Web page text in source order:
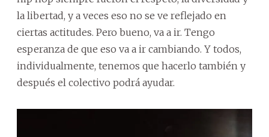
la libertad, y a veces eso no se ve reflejado en
ciertas actitudes. Pero bueno, va a ir. Tengo
esperanza de que eso va a ir cambiando. Y todos,
individualmente, tenemos que hacerlo también y
después el colectivo podrá ayudar.